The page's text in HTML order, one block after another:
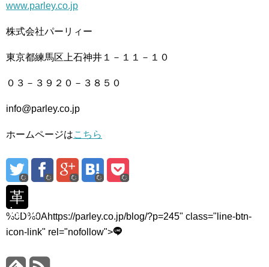
www.parley.co.jp
株式会社パーリィー
東京都練馬区上石神井１－１１－１０
０３－３９２０－３８５０
info@parley.co.jp
ホームページはこちら
革
ism!
%0D%0Ahttps://parley.co.jp/blog/?p=245" class="line-btn-
icon-link" rel="nofollow">